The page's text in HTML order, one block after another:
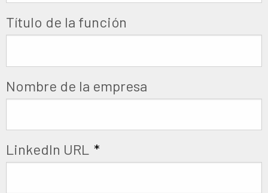
Título de la función
Nombre de la empresa
LinkedIn URL *